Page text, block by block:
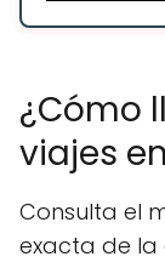
¿Cómo
viajes
Consulta el
exacta de la